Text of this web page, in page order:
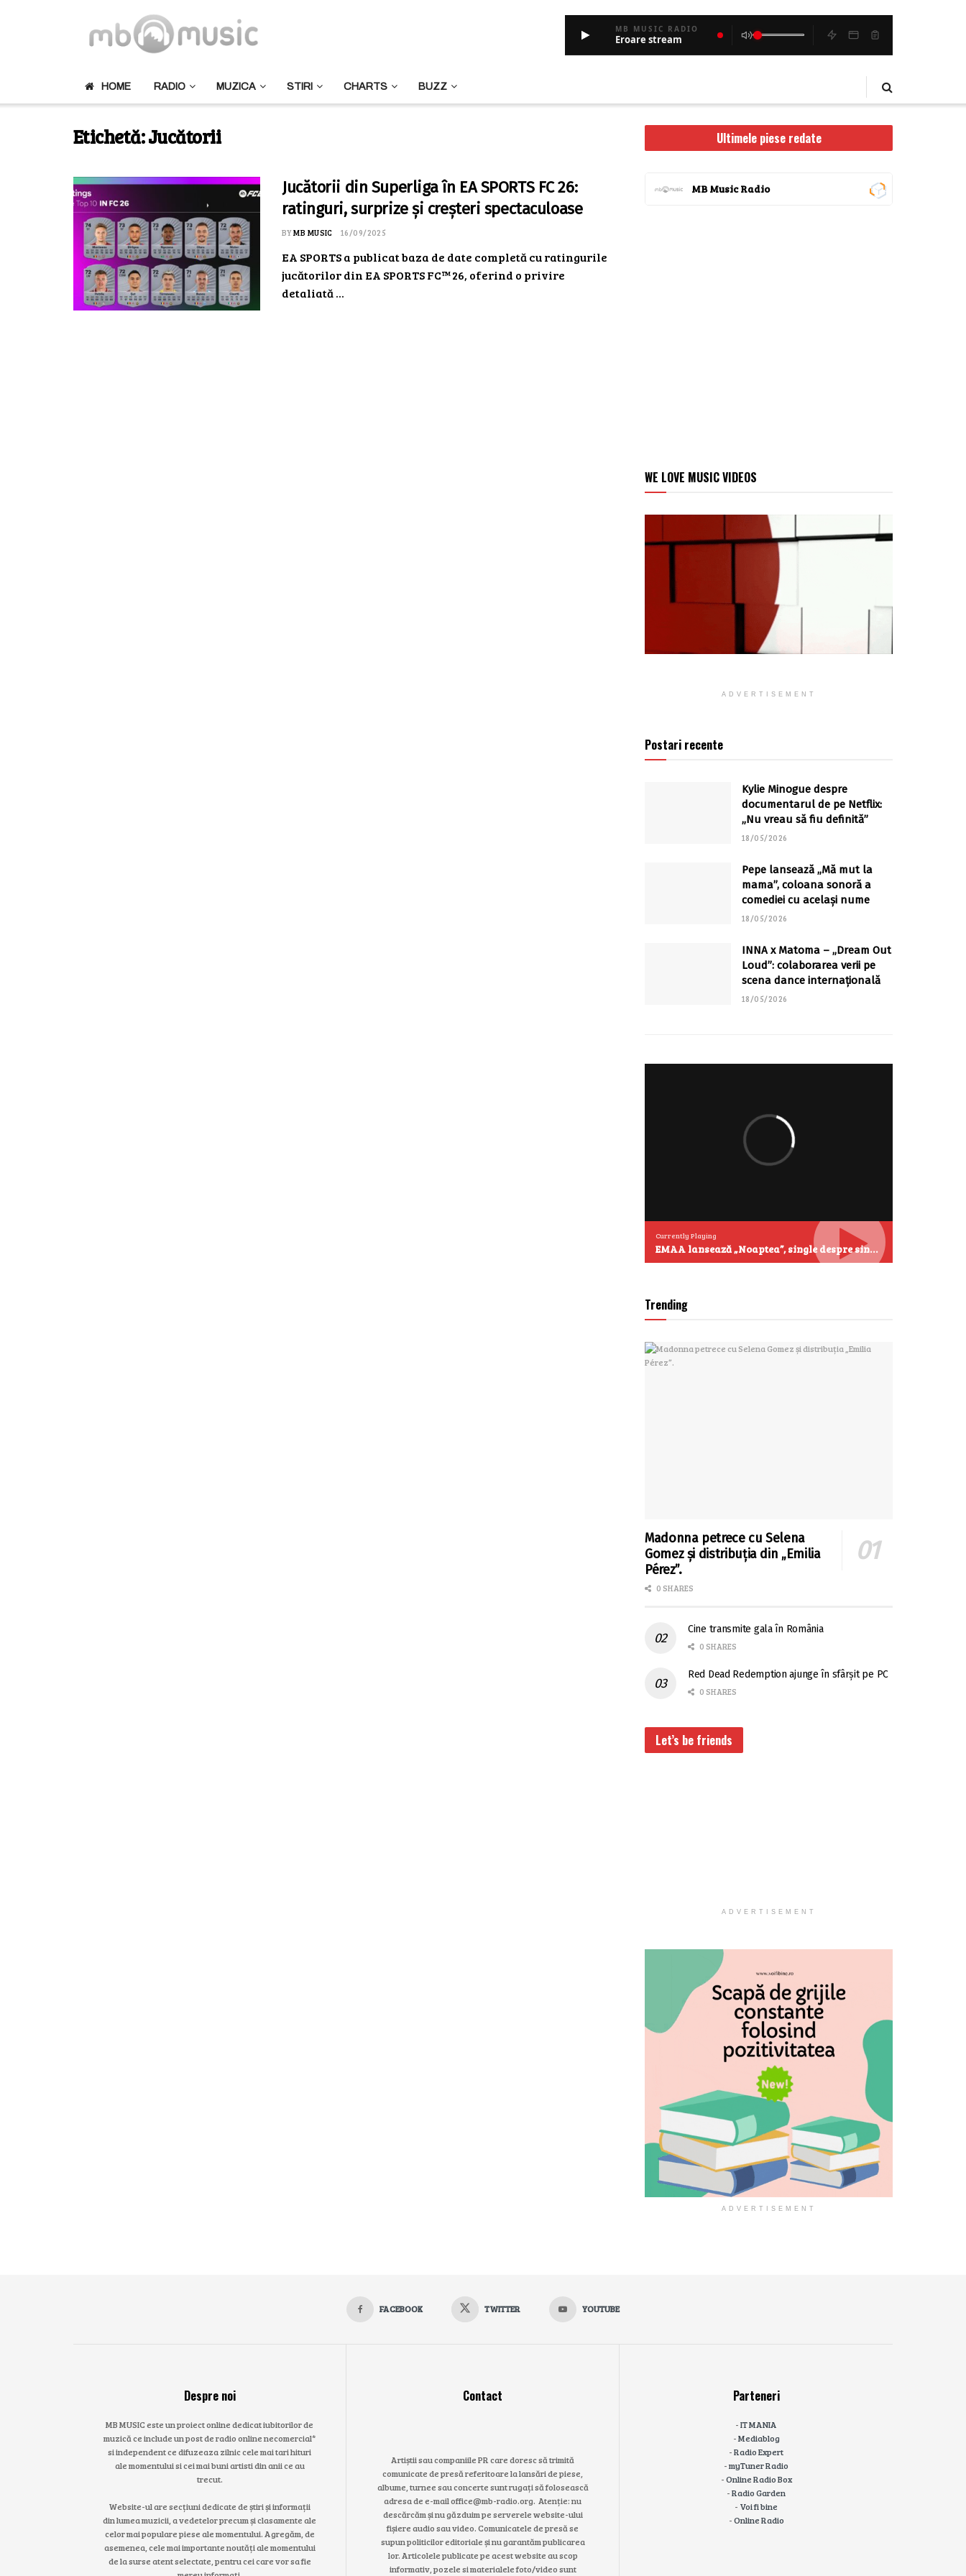
MB MUSIC RADIO
Eroare stream
HOME RADIO MUZICA STIRI CHARTS BUZZ
Etichetă:Jucătorii
Jucătorii din Superliga în EA SPORTS FC 26:
ratinguri, surprize și creșteri spectaculoase
BYMB MUSIC 16/09/2025
EA SPORTS a publicat baza de date completă cu ratingurile
jucătorilor din EA SPORTS FC™ 26, oferind o privire
detaliată ...
Ultimele piese redate
MB Music Radio
WE LOVE MUSIC VIDEOS
ADVERTISEMENT
Postari recente
Kylie Minogue despre
documentarul de pe Netflix:
„Nu vreau să fiu definită”
18/05/2026
Pepe lansează „Mă mut la
mama”, coloana sonoră a
comediei cu același nume
18/05/2026
INNA x Matoma – „Dream Out
Loud”: colaborarea verii pe
scena dance internațională
18/05/2026
Currently Playing
EMAA lansează „Noaptea”, single despre singurătate și emoțiile care se aud cel mai clar după miezul nopții
Trending
Madonna petrece cu Selena
Gomez și distribuția din „Emilia
Pérez”.
0 SHARES
Cine transmite gala în România
0 SHARES
Red Dead Redemption ajunge în sfârșit pe PC
0 SHARES
Let’s be friends
ADVERTISEMENT
ADVERTISEMENT
FACEBOOK TWITTER YOUTUBE
Despre noi
MB MUSIC este un proiect online dedicat iubitorilor de
muzică ce include un post de radio online necomercial*
si independent ce difuzeaza zilnic cele mai tari hituri
ale momentului si cei mai buni artisti din anii ce au
trecut.
Website-ul are secțiuni dedicate de știri și informații
din lumea muzicii, a vedetelor precum și clasamente ale
celor mai populare piese ale momentului. Agregăm, de
asemenea, cele mai importante noutăți ale momentului
de la surse atent selectate, pentru cei care vor sa fie
Contact
Artiștii sau companiile PR care doresc să trimită
comunicate de presă referitoare la lansări de piese,
albume, turnee sau concerte sunt rugați să folosească
adresa de e-mail office@mb-radio.org. Atenție: nu
descărcăm și nu găzduim pe serverele website-ului
fișiere audio sau video. Comunicatele de presă se
supun politicilor editoriale și nu garantăm publicarea
lor. Articolele publicate pe acest website au scop
informativ, pozele si materialele foto/video sunt
Parteneri
-IT MANIA
-Mediablog
-Radio Expert
-myTuner Radio
-Online Radio Box
-Radio Garden
- Voi fi bine
-Online Radio